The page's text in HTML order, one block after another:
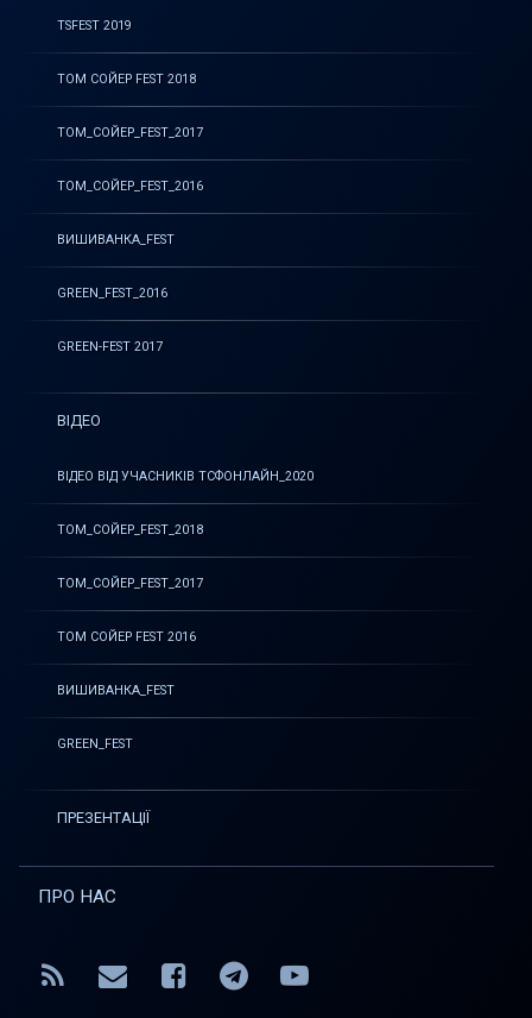
TSFEST 2019
ТОМ СОЙЕР FEST 2018
ТОМ_СОЙЕР_FEST_2017
ТОМ_СОЙЕР_FEST_2016
ВИШИВАНКА_FEST
GREEN_FEST_2016
GREEN-FEST 2017
ВІДЕО
ВІДЕО ВІД УЧАСНИКІВ ТСФОНЛАЙН_2020
ТОМ_СОЙЕР_FEST_2018
ТОМ_СОЙЕР_FEST_2017
ТОМ СОЙЕР FEST 2016
ВИШИВАНКА_FEST
GREEN_FEST
ПРЕЗЕНТАЦІЇ
ПРО НАС
RSS E-mailFacebook
TelegramYouTube